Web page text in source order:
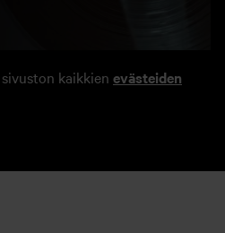
kaikkien evästeiden